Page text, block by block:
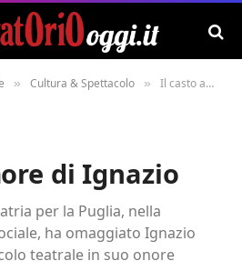
» Cultura & Spettacolo » Il casto amore di Ignazio
di Ignazio
per la Puglia, nella
ha omaggiato Ignazio
teatrale in suo onore